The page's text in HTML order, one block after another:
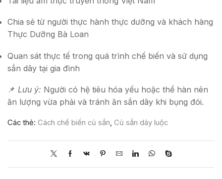
Chia sẻ từ người thực hành thực dưỡng và khách hàng
Thực Dưỡng Bà Loan
Quan sát thực tế trong quá trình chế biến và sử dụng
sắn dây tại gia đình
📌 Lưu ý: Người có hệ tiêu hóa yếu hoặc thể hàn nên
ăn lượng vừa phải và tránh ăn sắn dây khi bụng đói.
Các thẻ: Cách chế biến củ sắn, Củ sắn dây luộc